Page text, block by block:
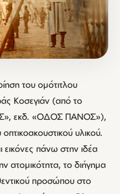
του ομότιτλου
Κοσεγιάν (από το
εκδ. «ΟΔΟΣ ΠΑΝΟΣ»),
υλικού.
εικόνες πάνω στην ιδέα
ατομικότητα, το διήγημα
προσώπου στο